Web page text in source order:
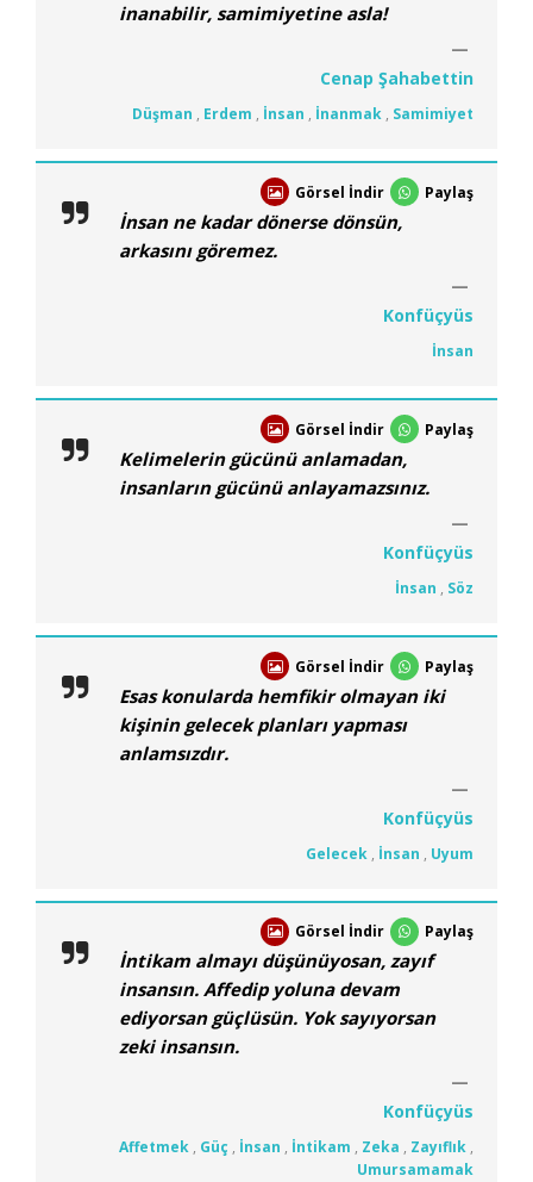
inanabilir, samimiyetine asla!
Cenap Şahabettin
Düşman , Erdem , İnsan , İnanmak , Samimiyet
Görsel İndir Paylaş
İnsan ne kadar dönerse dönsün,
arkasını göremez.
Konfüçyüs
İnsan
Görsel İndir Paylaş
Kelimelerin gücünü anlamadan,
insanların gücünü anlayamazsınız.
Konfüçyüs
İnsan , Söz
Görsel İndir Paylaş
Esas konularda hemfikir olmayan iki
kişinin gelecek planları yapması
anlamsızdır.
Konfüçyüs
Gelecek , İnsan , Uyum
Görsel İndir Paylaş
İntikam almayı düşünüyosan, zayıf
insansın. Affedip yoluna devam
ediyorsan güçlüsün. Yok sayıyorsan
zeki insansın.
Konfüçyüs
Affetmek , Güç , İnsan , İntikam , Zeka , Zayıflık ,
Umursamamak